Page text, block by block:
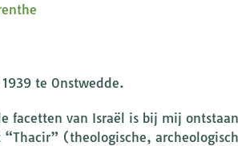
te Onstwedde.
facetten van Israël is bij mij
“Thacir” (theologische,